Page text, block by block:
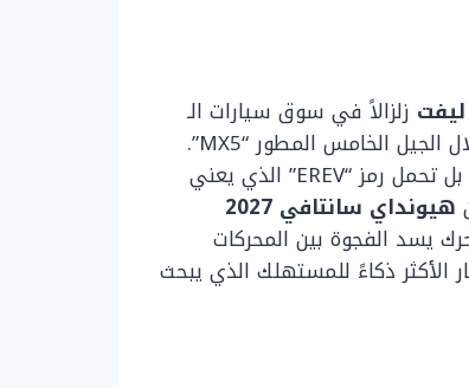
زلزالاً في سوق سيارات الـ
SUV، حيث تظهر هيونداي عزمها على تغيير قواعد اللعبة من خلال الجيل الخامس المطور “MX5”.
السيارة التي رصدت في كاليفورنيا لا تقدم مجرد تحديثات بصرية، بل تحمل رمز “EREV” الذي يعني
هيونداي سانتافي 2027
يسد الفجوة بين المحركات
الأكثر ذكاءً للمستهلك الذي يبحث